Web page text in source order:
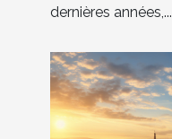
dernières années,...